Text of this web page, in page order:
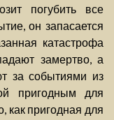
погубить все
он запасается
катастрофа
замертво, а
за событиями из
пригодным для
как пригодная для